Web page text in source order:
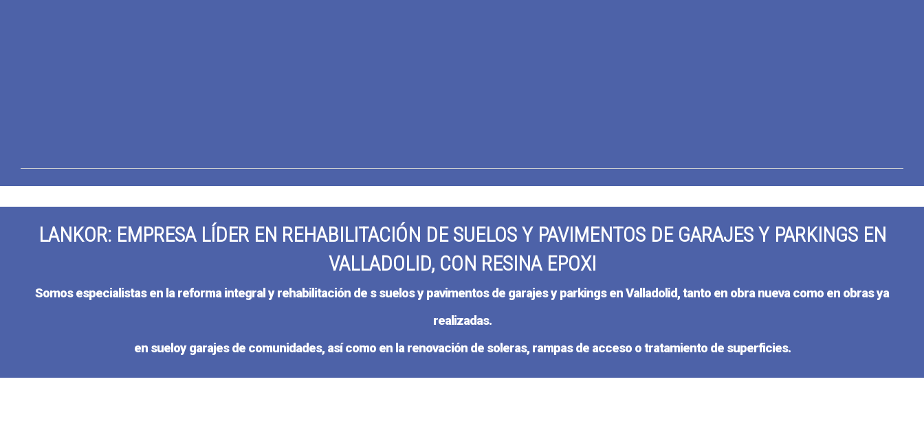
LANKOR: EMPRESA LÍDER EN REHABILITACIÓN DE SUELOS Y PAVIMENTOS DE GARAJES Y PARKINGS EN
VALLADOLID, CON RESINA EPOXI
Somos especialistas en la reforma integral y rehabilitación de s suelos y pavimentos de garajes y parkings en Valladolid, tanto en obra nueva como en obras ya
realizadas.
en sueloy garajes de comunidades, así como en la renovación de soleras, rampas de acceso o tratamiento de superficies.